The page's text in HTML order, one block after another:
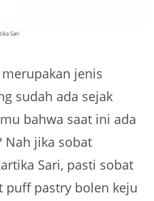
Sari
jenis
sudah ada sejak
bahwa saat ini ada
Nah jika sobat
Sari, pasti sobat
puff pastry bolen keju